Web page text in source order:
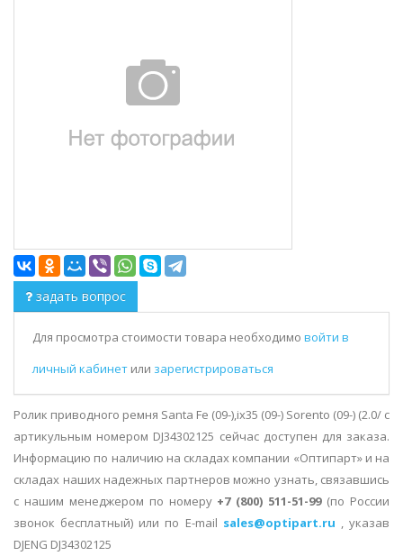
задать вопрос
Для просмотра стоимости товара необходимо войти в
личный кабинет или зарегистрироваться
Ролик приводного ремня Santa Fe (09-),ix35 (09-) Sorento (09-) (2.0/ с
артикульным номером DJ34302125 сейчас доступен для заказа.
Информацию по наличию на складах компании «Оптипарт» и на
складах наших надежных партнеров можно узнать, связавшись
с нашим менеджером по номеру +7 (800) 511-51-99(по России
звонок бесплатный) или по E-mail sales@optipart.ru , указав
DJENG DJ34302125